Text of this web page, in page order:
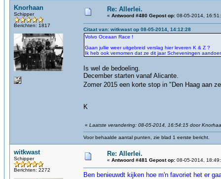
Knorhaan
Schipper
Berichten: 1817
Re: Allerlei.
« Antwoord #480 Gepost op: 08-05-2014,
Citaat van: witkwast op 08-05-2014, 14:12:28
Volvo Oceaan Race !
Gaan jullie weer uitgebreid verslag hier leveren K & Z ?
Ik heb ook vernomen dat ze dit jaar Scheveningen
Is wel de bedoeling.
December starten vanaf Alicante.
Zomer 2015 een korte stop in "Den Haag aan
K
« Laatste verandering: 08-05-2014, 16:54:15 door
Voor behaalde aantal punten, zie blad 1 eerste bericht.
witkwast
Schipper
Berichten: 2272
Re: Allerlei.
« Antwoord #481 Gepost op: 08-05-2014,
Ben benieuwdt kijken hoe m'n favoriet het er